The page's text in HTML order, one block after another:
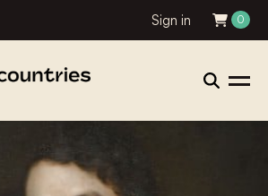
Sign in 0